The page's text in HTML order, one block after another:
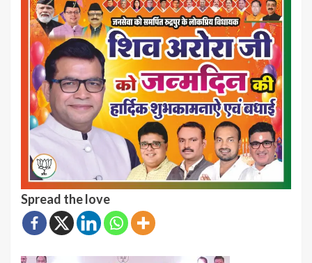
Spread the love